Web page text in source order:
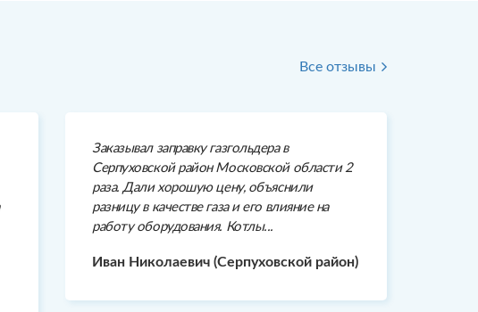
Все отзывы
Заказывал заправку газгольдера в
Серпуховской район Московской области 2
раза. Дали хорошую цену, объяснили
разницу в качестве газа и его влияние на
работу оборудования. Котлы...
Иван Николаевич (Серпуховской район)